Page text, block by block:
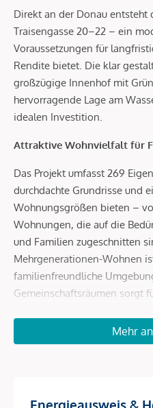
Direkt an der Donau
Traisengasse 20–22 – ein
Voraussetzungen für
Rendite bietet. Die klar
großzügige Innenhof mit
hervorragende Lage am
idealen Investition.
Attraktive Wohnvielfalt für
Das Projekt umfasst 269
durchdachte Grundrisse und
Wohnungsgrößen bieten –
Wohnungen, die auf die
und Familien zugeschnitten
Mehrgenerationen-Wohnen
familienfreundliche
Gemeinschaftsräumen sorgt
Hohe Renditen durch
Objekt eine breite
Mehr
Energieausweis &